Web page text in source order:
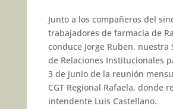
Junto a los compañeros del
trabajadores de farmacia de
conduce Jorge Ruben, nuestra
de Relaciones Institucionales
3 de junio de la reunión
CGT Regional Rafaela, donde
intendente Luis Castellano.